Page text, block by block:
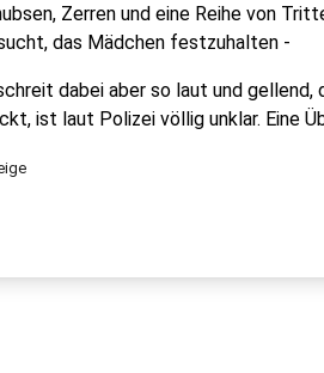
Zerren und eine Reihe von
das Mädchen festzuhalten -
dabei aber so laut und
ist laut Polizei völlig unklar. Eine